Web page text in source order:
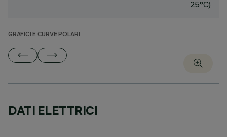
25°C)
GRAFICI E CURVE POLARI
DATI ELETTRICI